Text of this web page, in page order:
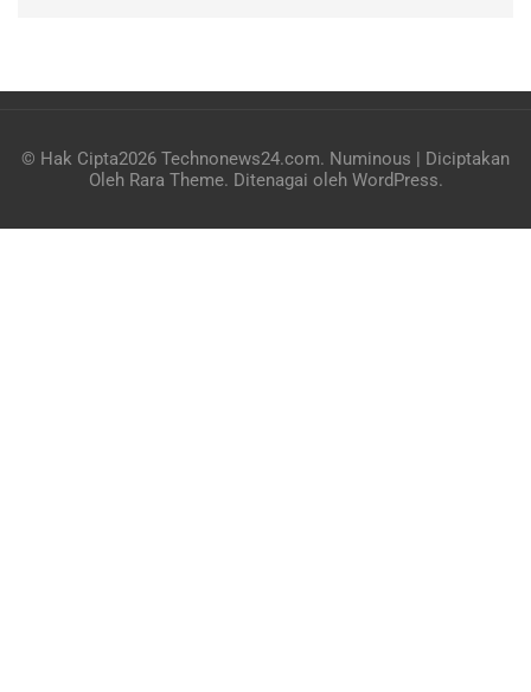
© Hak Cipta2026 Technonews24.com. Numinous | Diciptakan
Oleh Rara Theme. Ditenagai oleh WordPress.